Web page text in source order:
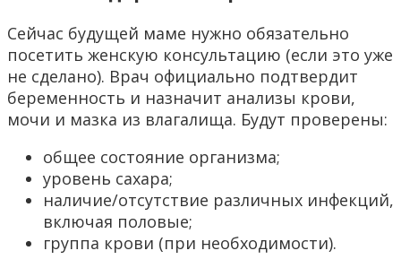
Сейчас будущей маме нужно обязательно
посетить женскую консультацию (если это уже
не сделано). Врач официально подтвердит
беременность и назначит анализы крови,
мочи и мазка из влагалища. Будут проверены:
общее состояние организма;
уровень сахара;
наличие/отсутствие различных инфекций,
включая половые;
группа крови (при необходимости).